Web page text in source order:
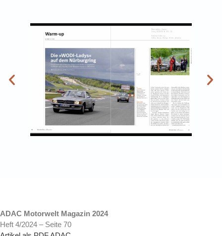
ADAC Motorwelt Magazin 2024
Heft 4/2024 – Seite 70